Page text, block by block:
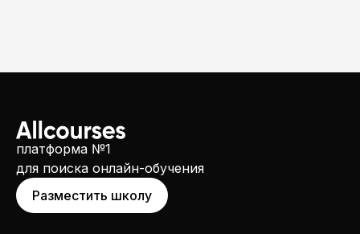
платформа №1
для поиска онлайн-обучения
Разместить школу